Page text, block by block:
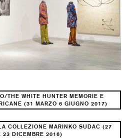
THE WHITE HUNTER MEMORIE E
(31 MARZO 6 GIUGNO 2017)
COLLEZIONE MARINKO SUDAC (27
23 DICEMBRE 2016)